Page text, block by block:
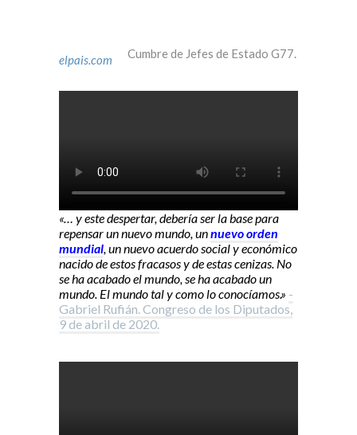
elpais.com Cumbre de Jefes de Estado G77.
«… y este despertar, debería ser la base para
repensar un nuevo mundo, unnuevo orden
mundial, un nuevo acuerdo social y económico
nacido de estos fracasos y de estas cenizas. No
se ha acabado el mundo, se ha acabado un
mundo. El mundo tal y como lo conocíamos.» -
Gabriel Rufián. Congreso de los Diputados,
9 de abril de 2020.